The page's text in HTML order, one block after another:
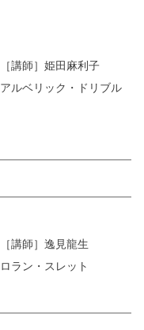
［講師］姫田麻利子
アルベリック・ドリブル
［講師］逸見龍生
ロラン・スレット